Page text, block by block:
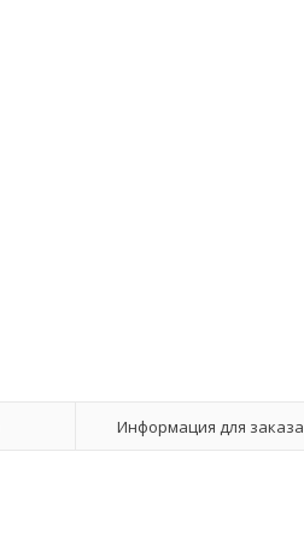
Информация для заказа